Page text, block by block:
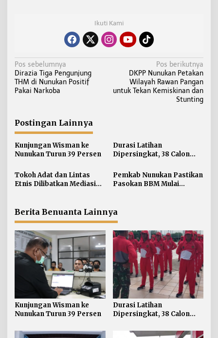
Ikuti Kami
N
a
v
a
s
i
p
o
s
Pos sebelumnya
Dirazia Tiga Pengunjung
THM di Nunukan Positif
Pakai Narkoba
Pos berikutnya
DKPP Nunukan Petakan
Wilayah Rawan Pangan
untuk Tekan Kemiskinan dan
Stunting
Postingan Lainnya
Kunjungan Wisman ke
Nunukan Turun 39 Persen
Durasi Latihan
Dipersingkat, 38 Calon
Digembleng Tampil
Maksimal
Tokoh Adat dan Lintas
Etnis Dilibatkan Mediasi
Pemkab Nunukan Pastikan
Pasokan BBM Mulai
Berita Benuanta Lainnya
Kunjungan Wisman ke
Nunukan Turun 39 Persen
Durasi Latihan
Dipersingkat, 38 Calon
Digembleng Tampil